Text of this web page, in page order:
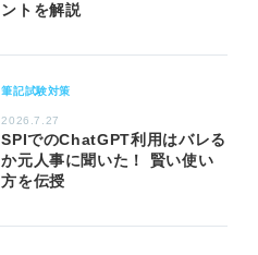
ントを解説
筆記試験対策
2026.7.27
SPIでのChatGPT利用はバレる
か元人事に聞いた！ 賢い使い
方を伝授